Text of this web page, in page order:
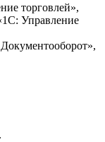
торговлей»,
Управление